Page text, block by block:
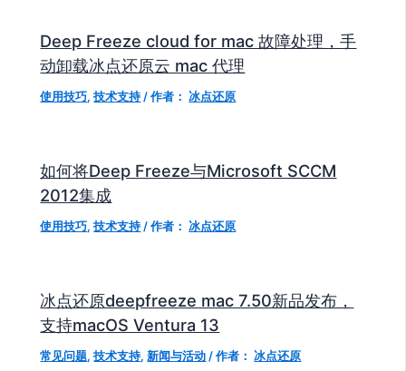
Deep Freeze cloud for mac 故障处理，手
动卸载冰点还原云 mac 代理
使用技巧,技术支持 / 作者： 冰点还原
如何将Deep Freeze与Microsoft SCCM
2012集成
使用技巧,技术支持 / 作者： 冰点还原
冰点还原deepfreeze mac 7.50新品发布，
支持macOS Ventura 13
常见问题,技术支持,新闻与活动 / 作者： 冰点还原